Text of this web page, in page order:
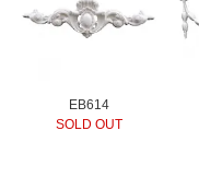
EB614
SOLD OUT